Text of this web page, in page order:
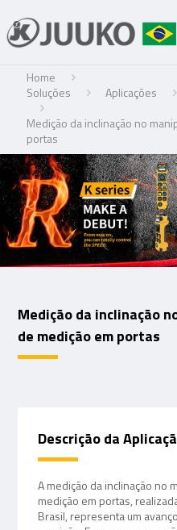
Home
Soluções
Aplicações
Medição da inclinação no
portas
Medição da inclinação
de medição em portas
Descrição da
A medição da inclinação no
medição em portas,
Brasil, representa um